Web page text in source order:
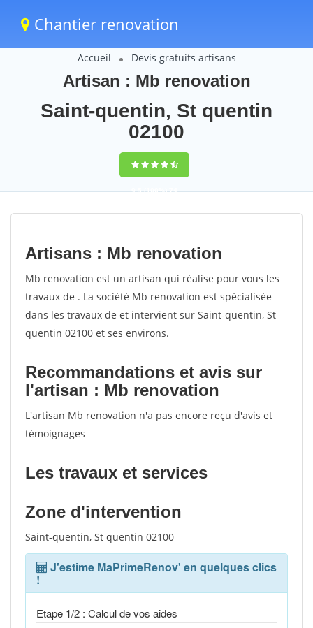
Chantier renovation
Accueil Devis gratuits artisans
Artisan : Mb renovation
Saint-quentin, St quentin
02100
9,5(100%)74
votes
Artisans : Mb renovation
Mb renovation est un artisan qui réalise pour vous les
travaux de . La société Mb renovation est spécialisée
dans les travaux de et intervient sur Saint-quentin, St
quentin 02100 et ses environs.
Recommandations et avis sur
l'artisan : Mb renovation
L'artisan Mb renovation n'a pas encore reçu d'avis et
témoignages
Les travaux et services
Zone d'intervention
Saint-quentin, St quentin 02100